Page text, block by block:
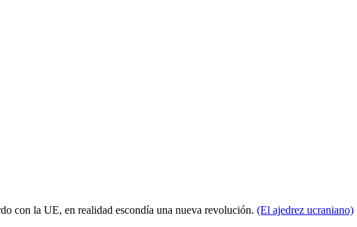
con la UE, en realidad escondía una nueva revolución. (El ajedrez ucraniano)